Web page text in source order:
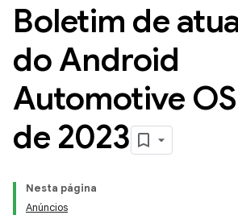
Boletim de
do Android
Automotive
de 2023
Nesta página
Anúncios